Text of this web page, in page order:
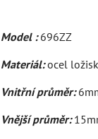
Model : 696ZZ
Materiál: ocel
Vnitřní průměr:
Vnější průměr: